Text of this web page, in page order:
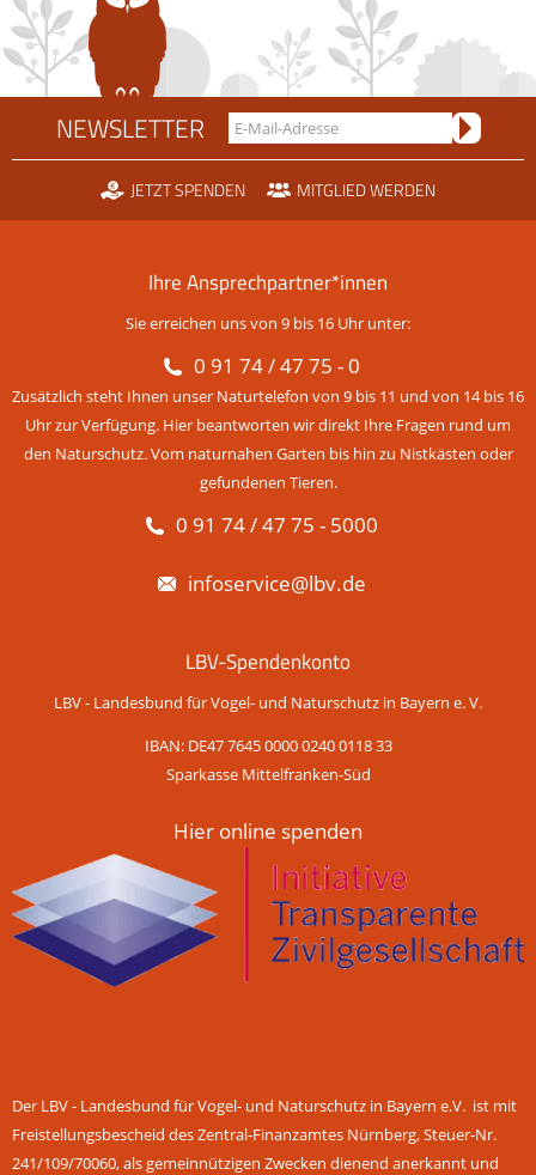
NEWSLETTER
JETZT SPENDEN MITGLIED WERDEN
Ihre Ansprechpartner*innen
Sie erreichen uns von 9 bis 16 Uhr unter:
0 91 74 / 47 75 - 0
Zusätzlich steht Ihnen unser Naturtelefon von 9 bis 11 und von 14 bis 16
Uhr zur Verfügung. Hier beantworten wir direkt Ihre Fragen rund um
den Naturschutz. Vom naturnahen Garten bis hin zu Nistkästen oder
gefundenen Tieren.
0 91 74 / 47 75 - 5000
infoservice@lbv.de
LBV-Spendenkonto
LBV - Landesbund für Vogel- und Naturschutz in Bayern e. V.
IBAN: DE47 7645 0000 0240 0118 33
Sparkasse Mittelfranken-Süd
Hier online spenden
Der LBV - Landesbund für Vogel- und Naturschutz in Bayern e.V. ist mit
Freistellungsbescheid des Zentral-Finanzamtes Nürnberg, Steuer-Nr.
241/109/70060, als gemeinnützigen Zwecken dienend anerkannt und